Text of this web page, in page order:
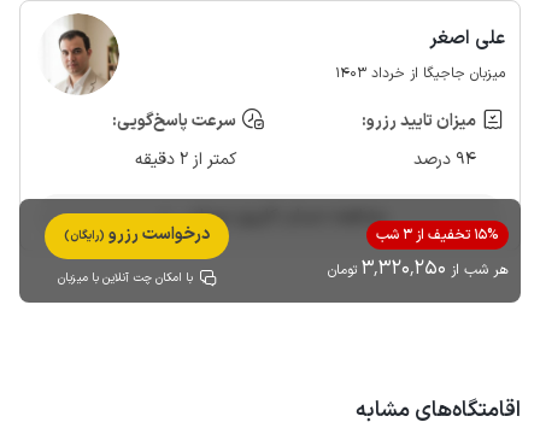
علی اصغر
میزبان جاجیگا از خرداد 1403
میزان تایید رزرو:
94 درصد
سرعت پاسخ‌گویی:
کمتر از 2 دقیقه
مشاهده حساب کاربری میزبان
15% تخفیف از 3 شب
هر شب از 3٬320٬250 تومان
درخواست رزرو (رایگان)
با امکان چت آنلاین با میزبان
اقامتگاه‌های مشابه